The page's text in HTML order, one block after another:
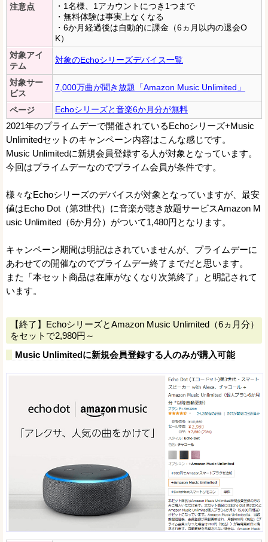
注意点
・1名様、1アカウントにつき1つまで
・無料体験は事実上なくなる
・6か月経過後は自動的に課金（6ヵ月以内の退会O
K）
対象アイ
テム
対象のEchoシリーズデバイス一覧
対象サー
ビス
7,000万曲が聞き放題「Amazon Music Unlimited」
ページ Echoシリーズと音楽6か月分が無料
2021年のプライムデーで開催されているEchoシリーズ+Music
Unlimitedセットのキャンペーン内容はこんな感じです。
Music Unlimitedに新規会員登録する人が対象となっています。
今回はプライムデーなのでプライム会員が条件です。
様々なEchoシリーズのデバイスが対象となっていますが、最安
値はEcho Dot（第3世代）に音楽が聴き放題サービスAmazon M
usic Unlimited（6か月分）がついて1,480円となります。
キャンペーン期間は明記はされていませんが、プライムデーに
あわせての開催なのでプライムデー終了までだと思います。
また「本セット商品は在庫がなくなり次第終了」と明記されて
います。
【終了】EchoシリーズとAmazon Music Unlimited（6ヵ月分）
をセットで2,980円～
Music Unlimitedに新規会員登録する人のみが購入可能